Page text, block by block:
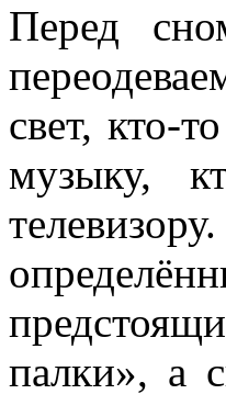
Перед
свет, кто-
музыку,
палки», а